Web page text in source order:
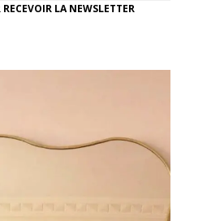
LA NEWSLETTER